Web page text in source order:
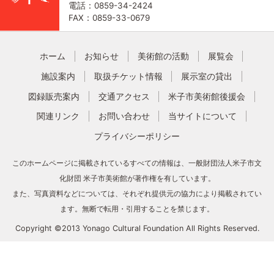
電話：0859-34-2424
FAX：0859-33-0679
ホーム お知らせ 美術館の活動 展覧会
施設案内 取扱チケット情報 展示室の貸出
図録販売案内 交通アクセス 米子市美術館後援会
関連リンク お問い合わせ 当サイトについて
プライバシーポリシー
このホームページに掲載されているすべての情報は、一般財団法人米子市文
化財団 米子市美術館が著作権を有しています。
また、写真資料などについては、それぞれ提供元の協力により掲載されてい
ます。無断で転用・引用することを禁じます。
Copyright ©2013 Yonago Cultural Foundation All Rights Reserved.